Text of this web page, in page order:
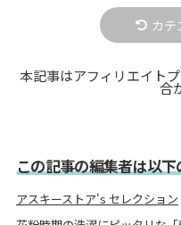
カ
本記事はアフィリエイト
合
この記事の編集者は以
アスキーストア's セレクション